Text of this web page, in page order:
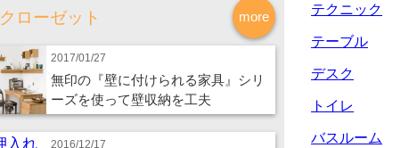
more
クローゼット
2017/01/27
無印の『壁に付けられる家具』シリ
ーズを使って壁収納を工夫
2016/12/17
テクニック
テーブル
デスク
トイレ
バスルーム